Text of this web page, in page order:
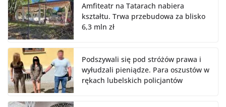
Amfiteatr na Tatarach nabiera
kształtu. Trwa przebudowa za blisko
6,3 mln zł
Podszywali się pod stróżów prawa i
wyłudzali pieniądze. Para oszustów w
rękach lubelskich policjantów